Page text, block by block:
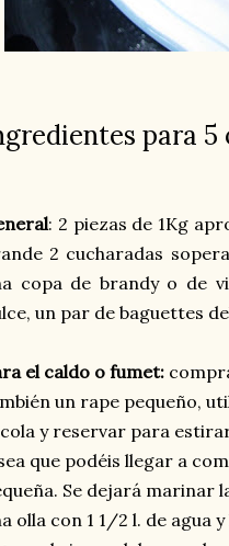
para 5
: 2 piezas de 1Kg
2 cucharadas
copa de brandy o de
un par de baguettes
el caldo o fumet:
un rape pequeño,
y reservar para
que podéis llegar a
Se dejará marinar
olla con 1 1/2 l. de agua